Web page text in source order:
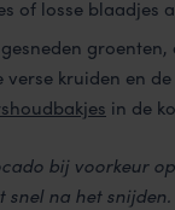
of losse blaadjes
groenten,
verse kruiden en
in de
bij voorkeur
na het snijden.